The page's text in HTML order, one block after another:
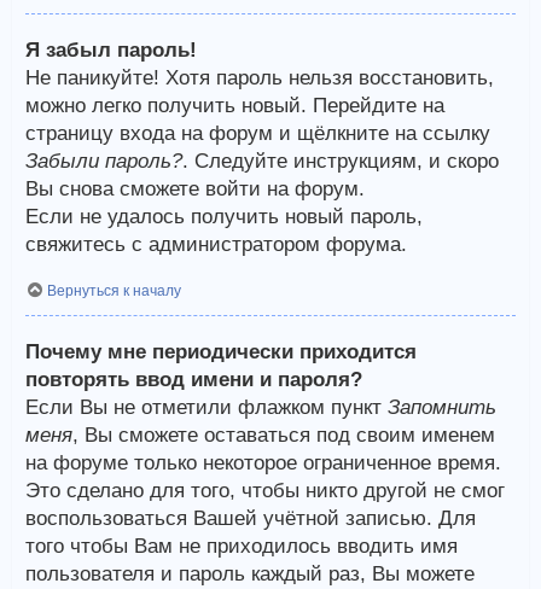
Я забыл пароль!
Не паникуйте! Хотя пароль нельзя восстановить,
можно легко получить новый. Перейдите на
страницу входа на форум и щёлкните на ссылку
Забыли пароль?. Следуйте инструкциям, и скоро
Вы снова сможете войти на форум.
Если не удалось получить новый пароль,
свяжитесь с администратором форума.
Вернуться к началу
Почему мне периодически приходится
повторять ввод имени и пароля?
Если Вы не отметили флажком пункт Запомнить
меня, Вы сможете оставаться под своим именем
на форуме только некоторое ограниченное время.
Это сделано для того, чтобы никто другой не смог
воспользоваться Вашей учётной записью. Для
того чтобы Вам не приходилось вводить имя
пользователя и пароль каждый раз, Вы можете